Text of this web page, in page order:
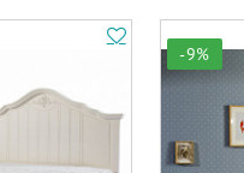
-9%